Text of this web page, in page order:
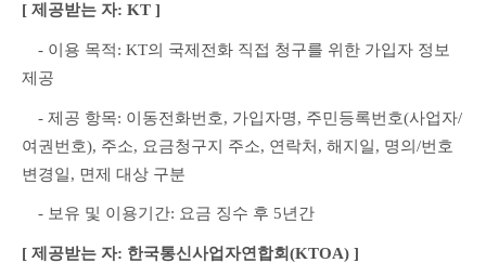
[ 제공받는 자: KT ]
- 이용 목적: KT의 국제전화 직접 청구를 위한 가입자 정보
제공
- 제공 항목: 이동전화번호, 가입자명, 주민등록번호(사업자/
여권번호), 주소, 요금청구지 주소, 연락처, 해지일, 명의/번호
변경일, 면제 대상 구분
- 보유 및 이용기간: 요금 징수 후 5년간
[ 제공받는 자: 한국통신사업자연합회(KTOA) ]